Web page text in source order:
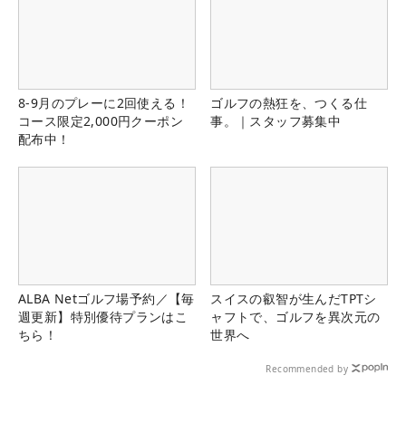
8-9月のプレーに2回使える！
コース限定2,000円クーポン
配布中！
ゴルフの熱狂を、つくる仕
事。｜スタッフ募集中
ALBA Netゴルフ場予約／【毎
週更新】特別優待プランはこ
ちら！
スイスの叡智が生んだTPTシ
ャフトで、ゴルフを異次元の
世界へ
Recommended by